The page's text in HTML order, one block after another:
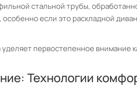
стальной трубы,
если это раскладной
первостепенное внимание
Технологии